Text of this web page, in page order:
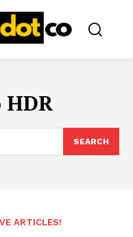
SEARCH
ARTICLES!